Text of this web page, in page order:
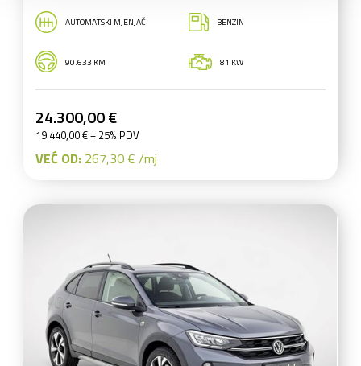
AUTOMATSKI MJENJAČ BENZIN
90.633 KM 81 KW
24.300,00 €
19.440,00 € + 25% PDV
VEĆ OD: 267,30 € /mj